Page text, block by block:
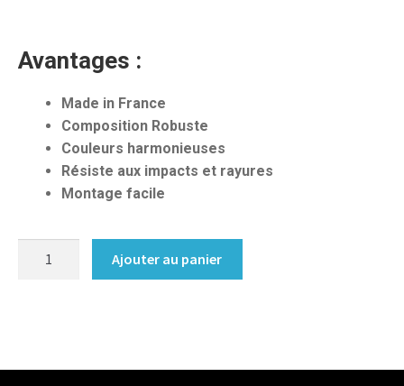
Avantages :
Made in France
Composition Robuste
Couleurs harmonieuses
Résiste aux impacts et rayures
Montage facile
Ajouter au panier